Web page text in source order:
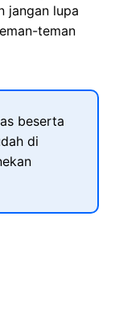
jangan lupa
teman
beserta
di